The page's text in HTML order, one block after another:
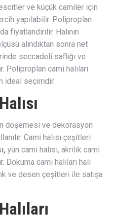
ve küçük camiler için
yapılabilir. Poliproplan
fiyatlandırılır. Halının
alındıktan sonra net
seccadeli saflığı ve
Poliproplan cami halıları
ideal seçimdir.
döşemesi ve dekorasyon
Cami halısı çeşitleri
yün cami halısı, akrilik cami
cami halıları halı
ve desen çeşitleri ile satışa